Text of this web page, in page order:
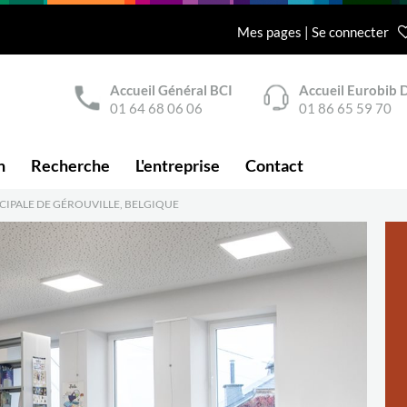
Mes pages | Se connecter
Accueil Général BCI
01 64 68 06 06
Accueil Eurobib
01 86 65 59 70
Recherche L'entreprise Contact
DE GÉROUVILLE, BELGIQUE